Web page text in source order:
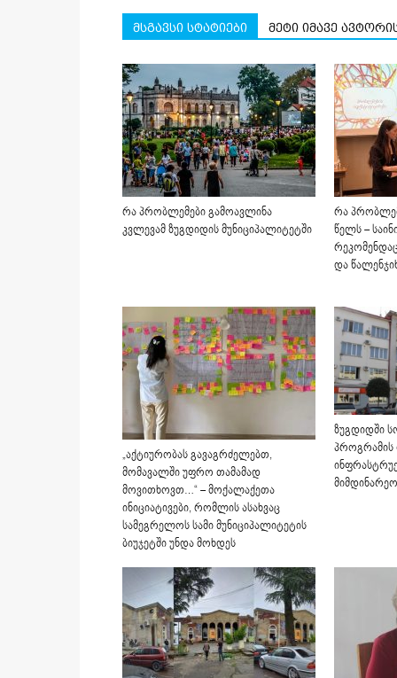
მსგავსი სტატიები მეტი იმავე
რა პრობლემები გამოავლინა
კვლევამ ზუგდიდის მუნიციპალიტეტში
რა
წელს –
და
„აქტიურობას გავაგრძელებთ,
მომავალში უფრო თამამად
მოვითხოვთ…“ – მოქალაქეთა
ინიციატივები, რომლის ასახვაც
სამეგრელოს სამი მუნიციპალიტეტის
ბიუჯეტში უნდა მოხდეს
ზუგდიდში